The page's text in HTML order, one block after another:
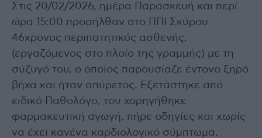
Στις 20/02/2026, ημέρα Παρασκευή και περί
ώρα 15:00 προσήλθαν στο ΠΠΙ Σκύρου
46χρονος περιπατητικός ασθενής,
(εργαζόμενος στο πλοίο της γραμμής) με τη
σύζυγό του, ο οποίος παρουσίαζε έντονο ξηρό
βήχα και ήταν απύρετος. Εξετάστηκε από
ειδικό Παθολόγο, του χορηγήθηκε
φαρμακευτική αγωγή, πήρε οδηγίες και χωρίς
να έχει κανένα καρδιολογικό σύμπτωμα,